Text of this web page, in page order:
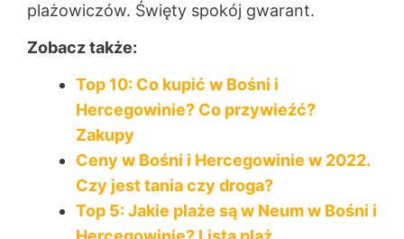
plażowiczów. Święty spokój gwarant.
Zobacz także:
Top 10: Co kupić w Bośni i
Hercegowinie? Co przywieźć?
Zakupy
Ceny w Bośni i Hercegowinie w 2022.
Czy jest tania czy droga?
Top 5: Jakie plaże są w Neum w Bośni i